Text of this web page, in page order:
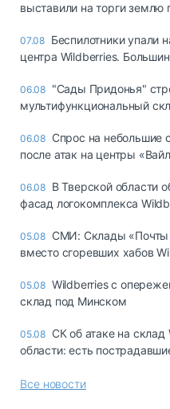
выставили на торги землю
07.08 Беспилотники упали
центра Wildberries.
06.08 "Сады Придонья"
мультифункциональный
06.08 Спрос на небольшие
после атак на центры
06.08 В Тверской области
фасад логокомплекса
05.08 СМИ: Склады «Почты
вместо сгоревших хабов
05.08 Wildberries с
склад под Минском
05.08 СК об атаке на склад
области: есть
Все новости